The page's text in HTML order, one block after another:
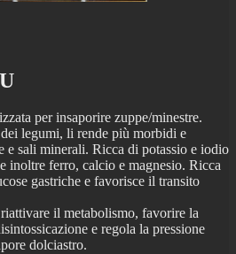
per insaporire zuppe/minestre.
legumi, li rende più morbidi e
sali minerali. Ricca di potassio e iodio
inoltre ferro, calcio e magnesio. Ricca
gastriche e favorisce il transito
il metabolismo, favorire la
e regola la pressione
dolciastro.